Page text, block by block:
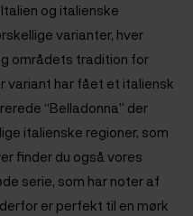
og italienske
varianter, hver
områdets tradition for
variant har fået et italiensk
“Belladonna” der
italienske regioner, som
finder du også vores
serie, som har noter af
er perfekt til en mørk